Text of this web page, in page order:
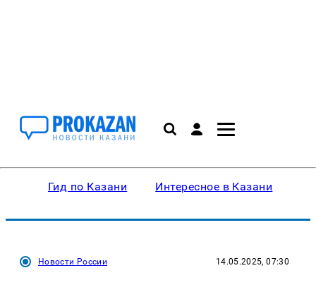
Гид по Казани Интересное в Казани
Новости России 14.05.2025, 07:30